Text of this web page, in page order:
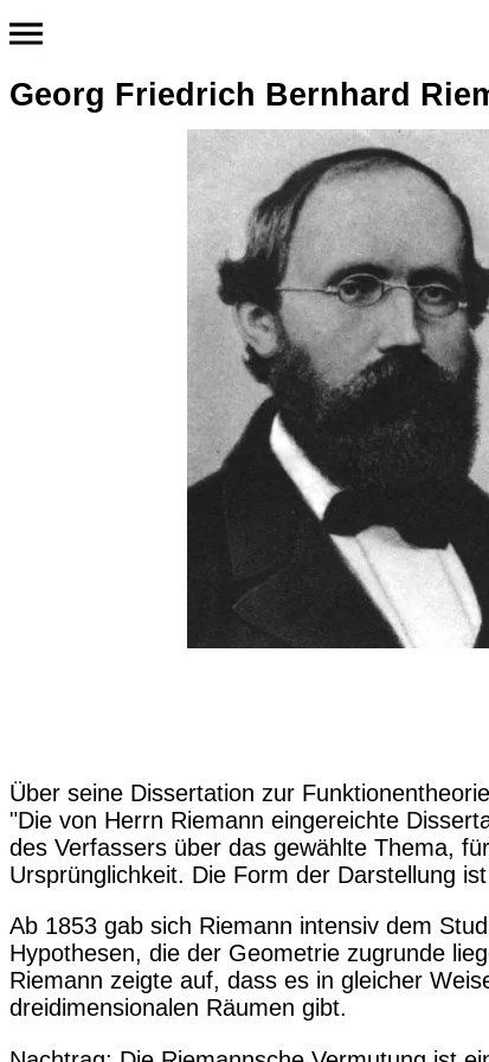
Georg Friedrich Bernhard
Über seine Dissertation zur
"Die von Herrn Riemann eingereichte
des Verfassers über das gewählte Thema,
Ursprünglichkeit. Die Form der Darstellung
Ab 1853 gab sich Riemann intensiv dem
Hypothesen, die der Geometrie zugrunde
Riemann zeigte auf, dass es in gleicher
dreidimensionalen Räumen gibt.